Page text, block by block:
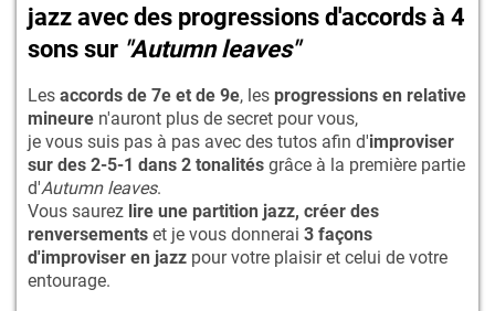
jazz avec des progressions d'accords à 4
sons sur "Autumn leaves"
Les accords de 7e et de 9e, les progressions en relative
mineure n'auront plus de secret pour vous,
je vous suis pas à pas avec des tutos afin d'improviser
sur des 2-5-1 dans 2 tonalités grâce à la première partie
d'Autumn leaves.
Vous saurez lire une partition jazz, créer des
renversements et je vous donnerai 3 façons
d'improviser en jazz pour votre plaisir et celui de votre
entourage.